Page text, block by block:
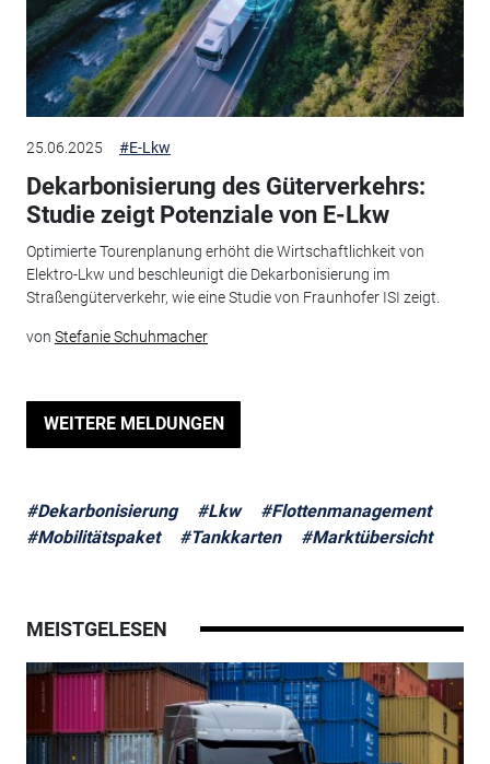
25.06.2025 #E-Lkw
Dekarbonisierung des Güterverkehrs:
Studie zeigt Potenziale von E-Lkw
Optimierte Tourenplanung erhöht die Wirtschaftlichkeit von
Elektro-Lkw und beschleunigt die Dekarbonisierung im
Straßengüterverkehr, wie eine Studie von Fraunhofer ISI zeigt.
von Stefanie Schuhmacher
WEITERE MELDUNGEN
#Dekarbonisierung #Lkw
#Flottenmanagement
#Mobilitätspaket
#Tankkarten #Marktübersicht
MEISTGELESEN